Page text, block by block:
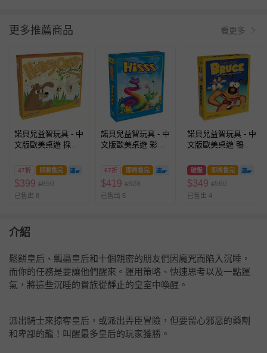
更多推薦商品 看更多
諾貝兒益智玩具 - 中
文版歐美桌遊 採花
47折 即將售完
$399 $850
已售出 8
諾貝兒益智玩具 - 中
文版歐美桌遊 彩虹
67折 即將售完
$419 $628
已售出 5
諾貝兒益智玩具 - 中
文版歐美桌遊 鴨飛
Bruce
破盤 即將售完
$349 $560
已售出 4
介紹
鬆餅皇后、瓢蟲皇后和十個親密的朋友們因魔咒而陷入沉睡，
而你的任務是要讓他們醒來。運用策略、快速思考以及一點運
氣，將這些沉睡的貴族從靜止的皇室中喚醒。
派出騎士來掠奪皇后，或派出弄臣冒險，但要留心邪惡的藥劑
和卑鄙的龍！叫醒最多皇后的玩家獲勝。